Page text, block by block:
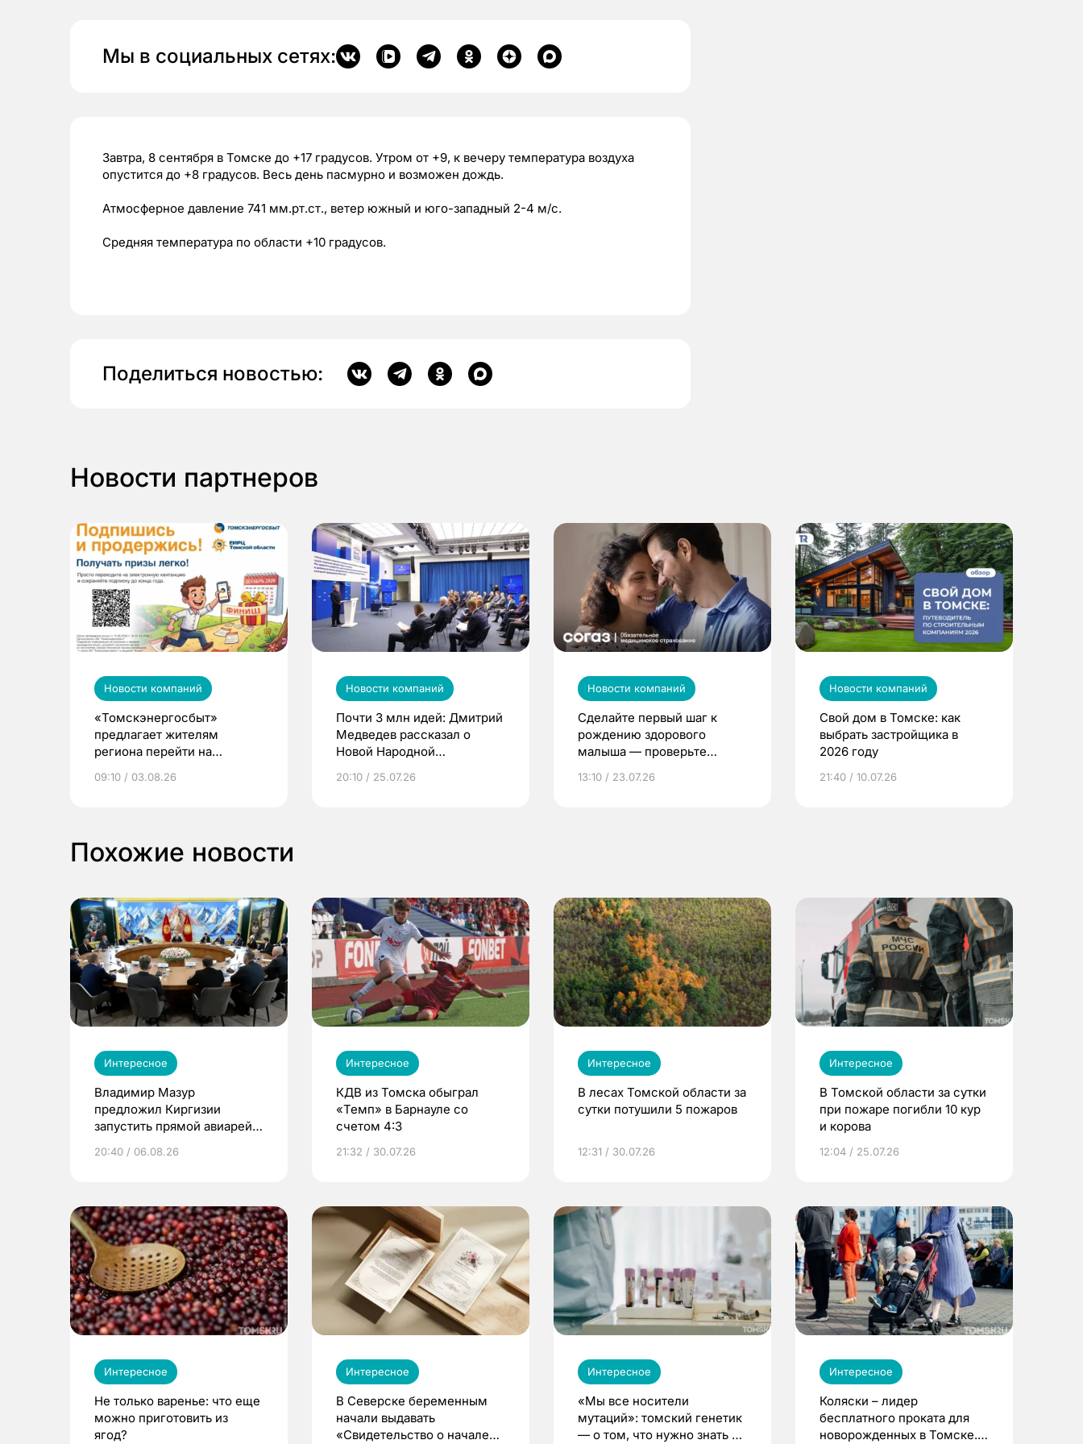
Мы в социальных сетях:
Завтра, 8 сентября в Томске до +17 градусов. Утром от +9, к вечеру температура воздуха
опустится до +8 градусов. Весь день пасмурно и возможен дождь.
Атмосферное давление 741 мм.рт.ст., ветер южный и юго-западный 2-4 м/с.
Средняя температура по области +10 градусов.
Поделиться новостью:
Новости партнеров
Новости компаний
«Томскэнергосбыт»
предлагает жителям
региона перейти на
выиграть призы
09:10 / 03.08.26
Новости компаний
Почти 3 млн идей: Дмитрий
Медведев рассказал о
Новой Народной
20:10 / 25.07.26
Новости компаний
Сделайте первый шаг к
рождению здорового
малыша — проверьте
по ОМС!
13:10 / 23.07.26
Новости компаний
Свой дом в Томске: как
выбрать застройщика в
2026 году
21:40 / 10.07.26
Похожие новости
Интересное
Владимир Мазур
предложил Киргизии
запустить прямой авиарейс
20:40 / 06.08.26
Интересное
КДВ из Томска обыграл
«Темп» в Барнауле со
счетом 4:3
21:32 / 30.07.26
Интересное
В лесах Томской области за
сутки потушили 5 пожаров
12:31 / 30.07.26
Интересное
В Томской области за сутки
при пожаре погибли 10 кур
и корова
12:04 / 25.07.26
Интересное
Не только варенье: что еще
можно приготовить из
ягод?
Интересное
В Северске беременным
начали выдавать
«Свидетельство о начале
Интересное
«Мы все носители
мутаций»: томский генетик
— о том, что нужно знать до
Интересное
Коляски – лидер
бесплатного проката для
новорожденных в Томске.